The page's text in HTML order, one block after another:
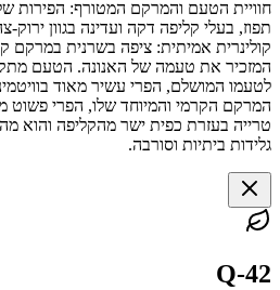
תפוז, בעלי קליפה דקה ועדינה בגוון
קולינרית אמיתית: ציפה בשרנית במרקם
המזכיר את טעמה של האנונה. הטעם
המרקם הקרמי והמיוחד שלו, הפרי פשוט
טרייה בעזרת כפית ישר מהקליפה והוא
גלידות ביתיות וסורבה.
Q-42